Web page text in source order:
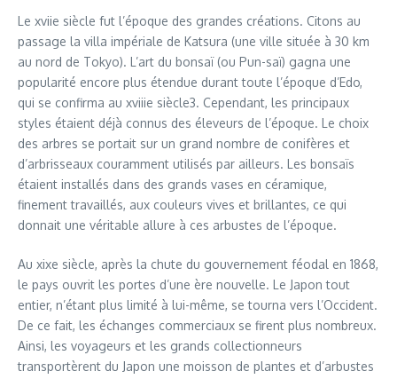
Le xviie siècle fut l’époque des grandes créations. Citons au
passage la villa impériale de Katsura (une ville située à 30 km
au nord de Tokyo). L’art du bonsaï (ou Pun-saï) gagna une
popularité encore plus étendue durant toute l’époque d’Edo,
qui se confirma au xviiie siècle3. Cependant, les principaux
styles étaient déjà connus des éleveurs de l’époque. Le choix
des arbres se portait sur un grand nombre de conifères et
d’arbrisseaux couramment utilisés par ailleurs. Les bonsaïs
étaient installés dans des grands vases en céramique,
finement travaillés, aux couleurs vives et brillantes, ce qui
donnait une véritable allure à ces arbustes de l’époque.
Au xixe siècle, après la chute du gouvernement féodal en 1868,
le pays ouvrit les portes d’une ère nouvelle. Le Japon tout
entier, n’étant plus limité à lui-même, se tourna vers l’Occident.
De ce fait, les échanges commerciaux se firent plus nombreux.
Ainsi, les voyageurs et les grands collectionneurs
transportèrent du Japon une moisson de plantes et d’arbustes